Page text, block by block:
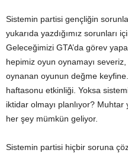
Sistemin partisi gençliğin
yukarıda yazdığımız sorunları
Geleceğimizi GTA’da görev
hepimiz oyun oynamayı
oynanan oyunun değme
haftasonu etkinliği. Yoksa
iktidar olmayı planlıyor? Muhtar
her şey mümkün geliyor.
Sistemin partisi hiçbir soruna